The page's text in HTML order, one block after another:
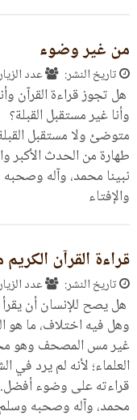
من غير وضوء
تاريخ النشر: عدد
هل تجوز قراءة القرآن
وأنا غير مستقبل
متوضئ ولا مستقبل
طهارة من الحدث الأكبر
نبينا محمد، وآله وصحبه
والإفتاء
قراءة القرآن
تاريخ النشر: عدد
هل يصح للإنسان أن
وهل فيه اختلاف، ما هو
غير مس المصحف وهو
العلماء؛ لأنه لم يرد في
قراءته على وضوء أفضل.
محمد، وآله وصحبه